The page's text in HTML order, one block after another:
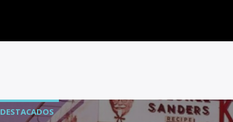
DESTACADOS